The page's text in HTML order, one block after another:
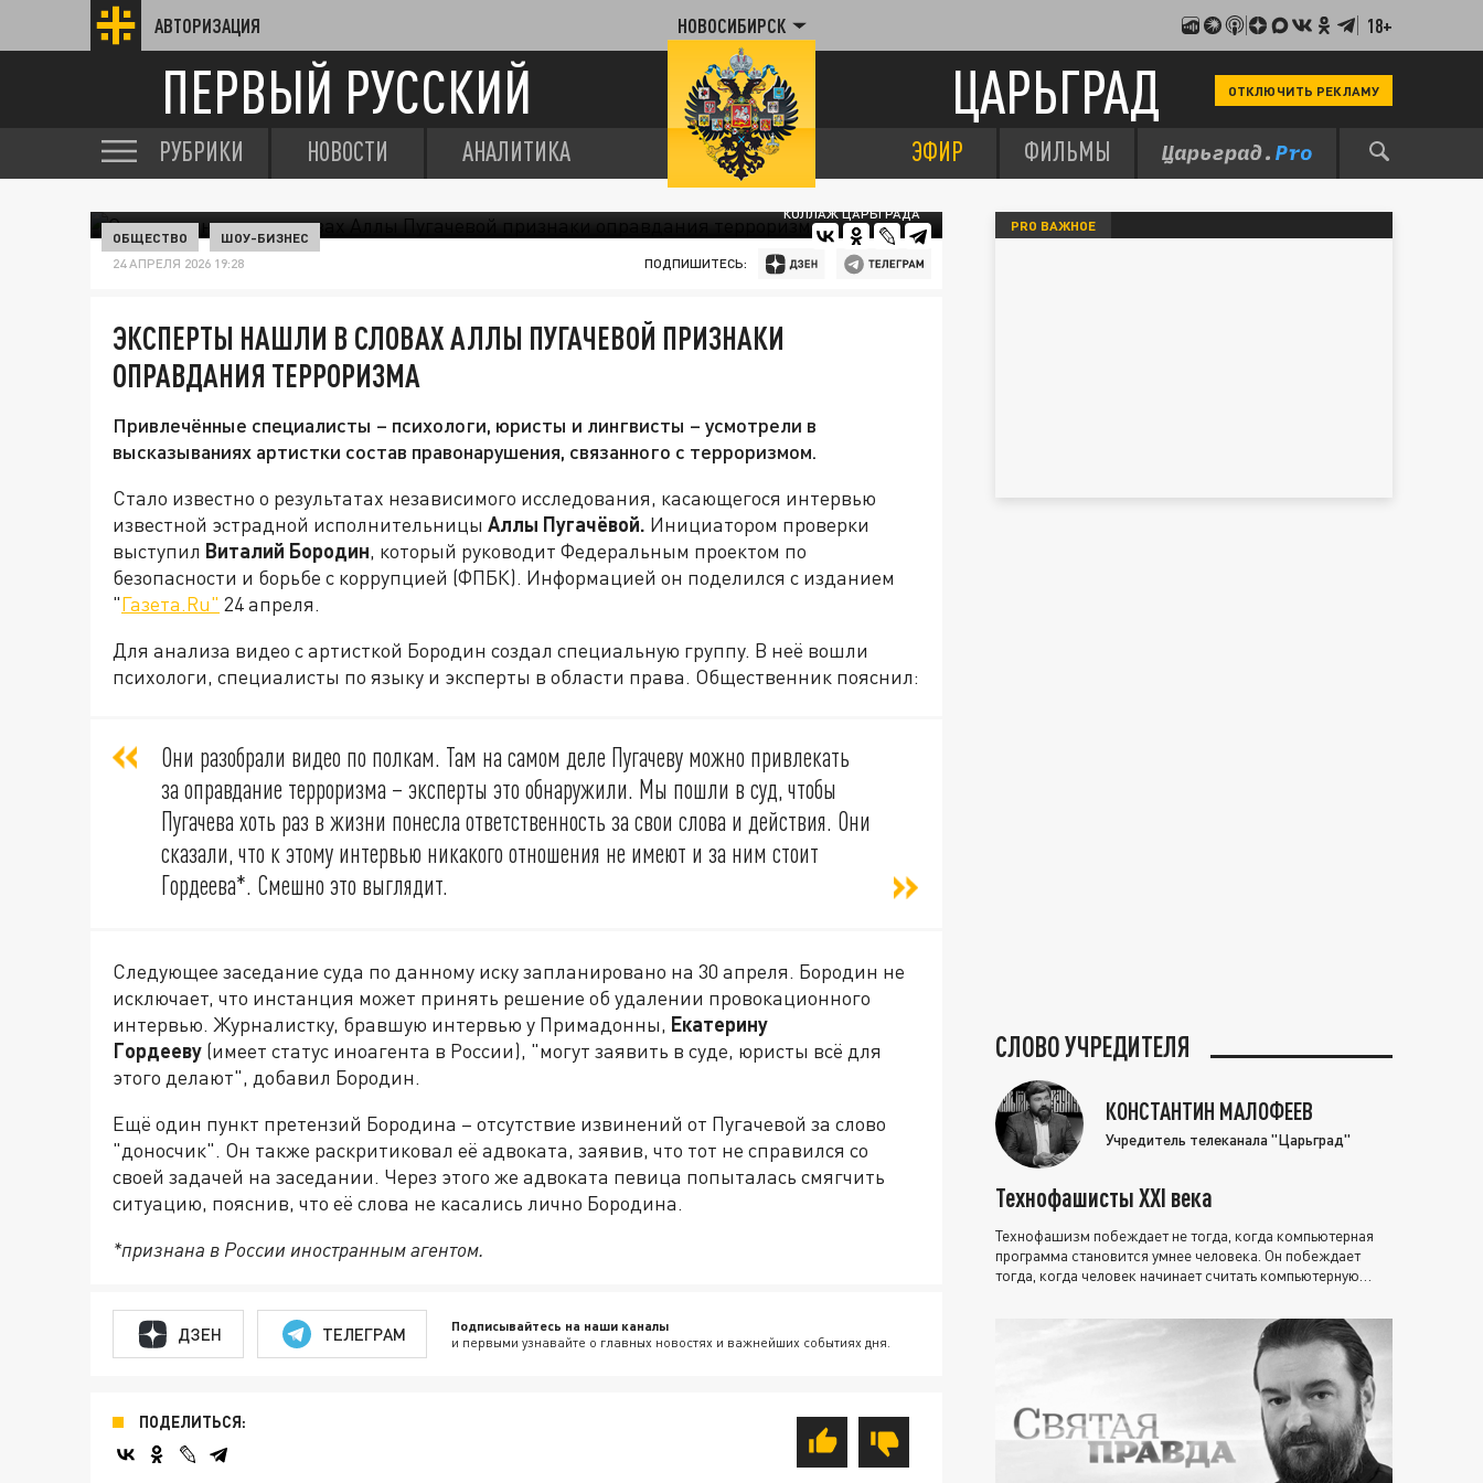
АВТОРИЗАЦИЯ НОВОСИБИРСК 18+
ПЕРВЫЙ РУССКИЙ ЦАРЬГРАД ОТКЛЮЧИТЬ РЕКЛАМУ
РУБРИКИ НОВОСТИ АНАЛИТИКА ЭФИР ФИЛЬМЫ
КОЛЛАЖ ЦАРЬГРАДА
ОБЩЕСТВО ШОУ-БИЗНЕС
24 АПРЕЛЯ 2026 19:28 ПОДПИШИТЕСЬ:
ЭКСПЕРТЫ НАШЛИ В СЛОВАХ АЛЛЫ ПУГАЧЕВОЙ ПРИЗНАКИ
ОПРАВДАНИЯ ТЕРРОРИЗМА
Привлечённые специалисты – психологи, юристы и лингвисты – усмотрели в
высказываниях артистки состав правонарушения, связанного с терроризмом.
Стало известно о результатах независимого исследования, касающегося интервью
известной эстрадной исполнительницы Аллы Пугачёвой. Инициатором проверки
выступил Виталий Бородин, который руководит Федеральным проектом по
безопасности и борьбе с коррупцией (ФПБК). Информацией он поделился с изданием
"Газета.Ru" 24 апреля.
Для анализа видео с артисткой Бородин создал специальную группу. В неё вошли
психологи, специалисты по языку и эксперты в области права. Общественник пояснил:
Они разобрали видео по полкам. Там на самом деле Пугачеву можно привлекать
за оправдание терроризма – эксперты это обнаружили. Мы пошли в суд, чтобы
Пугачева хоть раз в жизни понесла ответственность за свои слова и действия. Они
сказали, что к этому интервью никакого отношения не имеют и за ним стоит
Гордеева*. Смешно это выглядит.
Следующее заседание суда по данному иску запланировано на 30 апреля. Бородин не
исключает, что инстанция может принять решение об удалении провокационного
интервью. Журналистку, бравшую интервью у Примадонны, Екатерину
Гордееву (имеет статус иноагента в России), "могут заявить в суде, юристы всё для
этого делают", добавил Бородин.
Ещё один пункт претензий Бородина – отсутствие извинений от Пугачевой за слово
"доносчик". Он также раскритиковал её адвоката, заявив, что тот не справился со
своей задачей на заседании. Через этого же адвоката певица попыталась смягчить
ситуацию, пояснив, что её слова не касались лично Бородина.
*признана в России иностранным агентом.
ДЗЕН ТЕЛЕГРАМ Подписывайтесь на наши каналы
и первыми узнавайте о главных новостях и важнейших событиях дня.
ПОДЕЛИТЬСЯ:
PRO ВАЖНОЕ
СЛОВО УЧРЕДИТЕЛЯ
КОНСТАНТИН МАЛОФЕЕВ
Учредитель телеканала "Царьград"
Технофашисты XXI века
Технофашизм побеждает не тогда, когда компьютерная
программа становится умнее человека. Он побеждает
тогда, когда человек начинает считать компьютерную